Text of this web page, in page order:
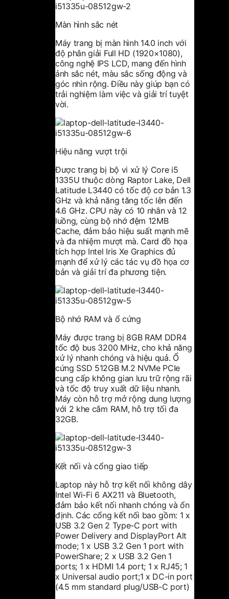
Màn hình sắc nét
Máy trang bị màn hình 14.0 inch với
độ phân giải Full HD (1920×1080),
công nghệ IPS LCD, mang đến hình
ảnh sắc nét, màu sắc sống động và
góc nhìn rộng. Điều này giúp bạn có
trải nghiệm làm việc và giải trí tuyệt
vời.
Hiệu năng vượt trội
Được trang bị bộ vi xử lý Core i5
1335U thuộc dòng Raptor Lake, Dell
Latitude L3440 có tốc độ cơ bản 1.3
GHz và khả năng tăng tốc lên đến
4.6 GHz. CPU này có 10 nhân và 12
luồng, cùng bộ nhớ đệm 12MB
Cache, đảm bảo hiệu suất mạnh mẽ
và đa nhiệm mượt mà. Card đồ họa
tích hợp Intel Iris Xe Graphics đủ
mạnh để xử lý các tác vụ đồ họa cơ
bản và giải trí đa phương tiện.
Bộ nhớ RAM và ổ cứng
Máy được trang bị 8GB RAM DDR4
tốc độ bus 3200 MHz, cho khả năng
xử lý nhanh chóng và hiệu quả. Ổ
cứng SSD 512GB M.2 NVMe PCIe
cung cấp không gian lưu trữ rộng rãi
và tốc độ truy xuất dữ liệu nhanh.
Máy còn hỗ trợ mở rộng dung lượng
với 2 khe cắm RAM, hỗ trợ tối đa
32GB.
Kết nối và cổng giao tiếp
Laptop này hỗ trợ kết nối không dây
Intel Wi-Fi 6 AX211 và Bluetooth,
đảm bảo kết nối nhanh chóng và ổn
định. Các cổng kết nối bao gồm: 1 x
USB 3.2 Gen 2 Type-C port with
Power Delivery and DisplayPort Alt
mode; 1 x USB 3.2 Gen 1 port with
PowerShare; 2 x USB 3.2 Gen 1
ports; 1 x HDMI 1.4 port; 1 x RJ45; 1
x Universal audio port;1 x DC-in port
(4.5 mm standard plug/USB-C port)